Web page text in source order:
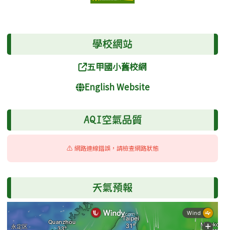
右邊區域內容 學校網站
五甲國小舊校網
English Website
AQI空氣品質
⚠️ 網路連線錯誤，請檢查網路狀態
天氣預報